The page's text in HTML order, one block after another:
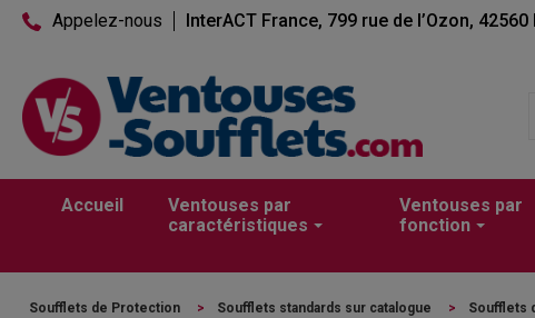
Appelez-nous InterACT France, 799 rue de l’Ozon,
Accueil
Ventouses par
caractéristiques
Ventouses par
fonction
Soufflets de Protection > Soufflets standards sur catalogue > Soufflets